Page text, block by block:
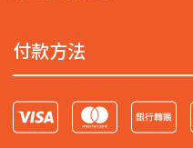
付款方法